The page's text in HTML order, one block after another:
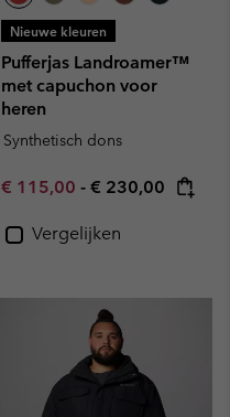
Nieuwe kleuren
Pufferjas Landroamer™
met capuchon voor
heren
Synthetisch dons
Minimum sale price:
€ 115,00 - Maximum price:
€ 230,00
Vergelijken